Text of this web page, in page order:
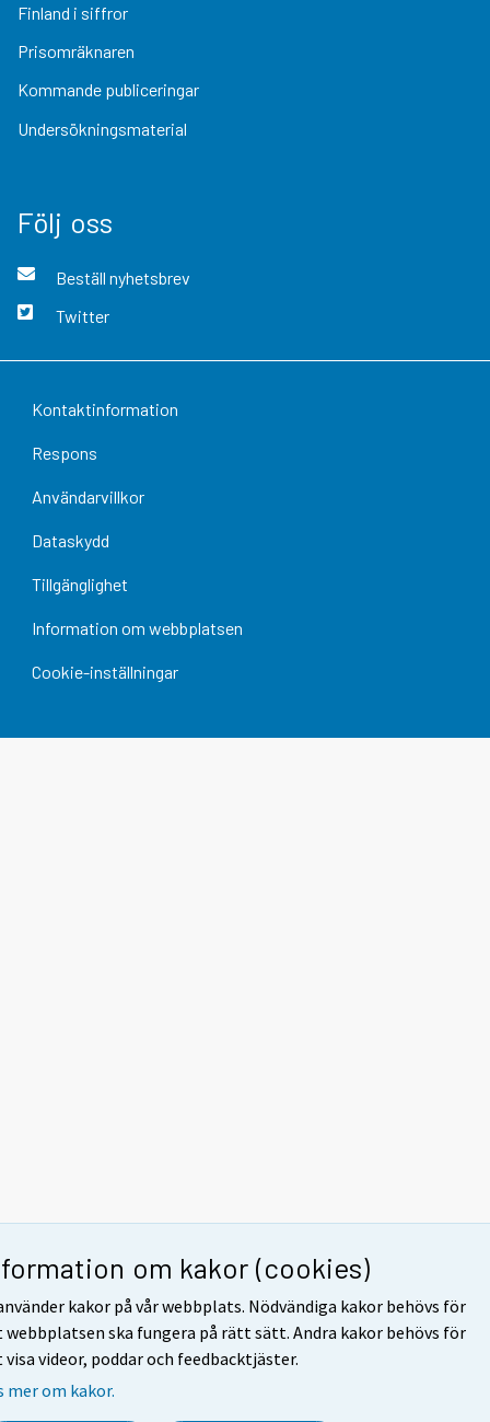
om kakor (cookies)
kakor på vår webbplats. Nödvändiga kakor behövs för
ska fungera på rätt sätt. Andra kakor behövs för
videor, poddar och feedbacktjäster.
mer om kakor.
Finland i siffror
Prisomräknaren
Kommande publiceringar
Undersökningsmaterial
Följ oss
Beställ nyhetsbrev
Twitter
Kontaktinformation
Respons
Användarvillkor
Dataskydd
Tillgänglighet
Information om webbplatsen
Cookie-inställningar